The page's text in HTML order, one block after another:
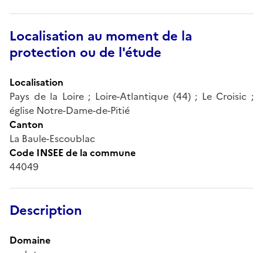
Localisation au moment de la
protection ou de l'étude
Localisation
Pays de la Loire ; Loire-Atlantique (44) ; Le Croisic ;
église Notre-Dame-de-Pitié
Canton
La Baule-Escoublac
Code INSEE de la commune
44049
Description
Domaine